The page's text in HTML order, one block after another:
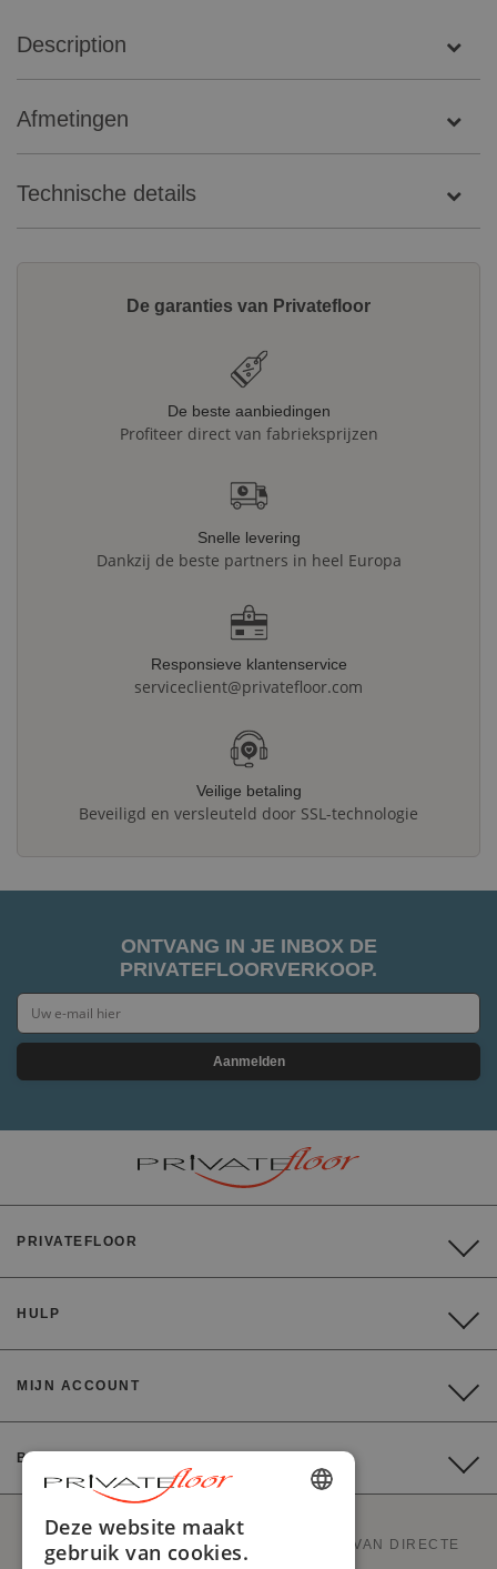
Description
Afmetingen
Technische details
De garanties van Privatefloor
De beste aanbiedingen
Profiteer direct van fabrieksprijzen
Snelle levering
Dankzij de beste partners in heel Europa
Responsieve klantenservice
serviceclient@privatefloor.com
Veilige betaling
Beveiligd en versleuteld door SSL-technologie
ONTVANG IN JE INBOX DE
PRIVATEFLOORVERKOOP.
Aanmelden
PRIVATEFLOOR
HULP
MIJN ACCOUNT
BETALING
PRIVATEFLOOR IS DE EERSTE WEBSITE VAN DIRECTE
Deze website maakt
gebruik van cookies.